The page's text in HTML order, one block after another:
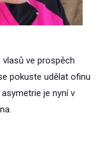
ve prospěch
pokuste udělat ofinu
je nyní v